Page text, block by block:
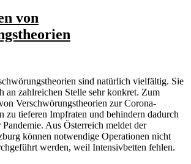
von
sind natürlich vielfältig. Sie
an zahlreichen Stelle sehr konkret. Zum
Verschwörungstheorien zur Corona-
zu tieferen Impfraten und behindern dadurch
Aus Österreich meldet der
können notwendige Operationen nicht
werden, weil Intensivbetten fehlen.